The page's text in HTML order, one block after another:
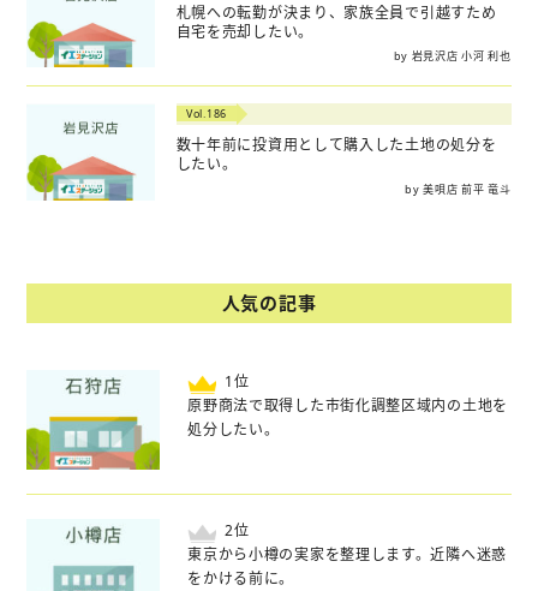
札幌への転勤が決まり、家族全員で引越すため
自宅を売却したい。
by 岩見沢店 小河 利也
Vol.186
数十年前に投資用として購入した土地の処分を
したい。
by 美唄店 前平 竜斗
人気の記事
位
原野商法で取得した市街化調整区域内の土地を
処分したい。
位
東京から小樽の実家を整理します。近隣へ迷惑
をかける前に。